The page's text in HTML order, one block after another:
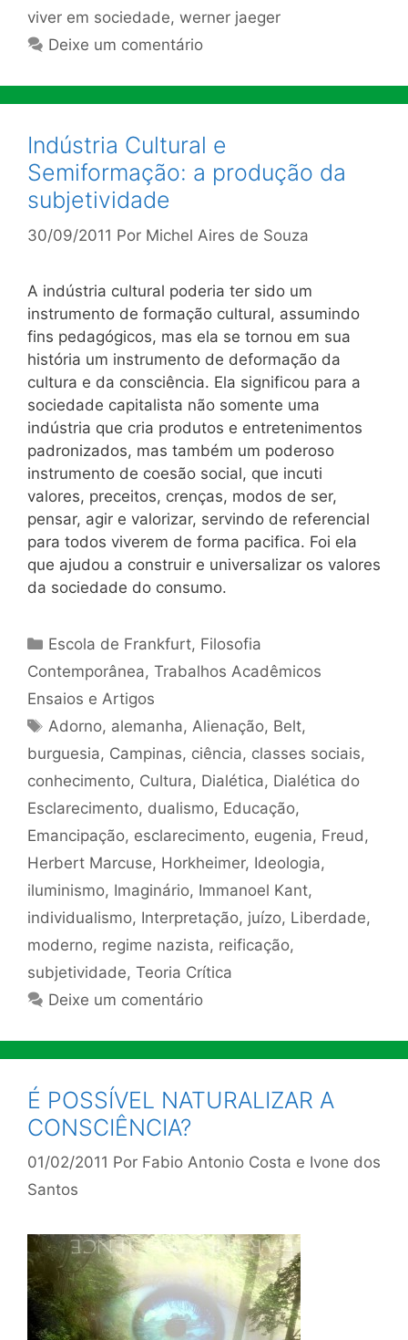
viver em sociedade, werner jaeger
Deixe um comentário
Indústria Cultural e
Semiformação: a produção da
subjetividade
30/09/2011 Por Michel Aires de Souza
A indústria cultural poderia ter sido um
instrumento de formação cultural, assumindo
fins pedagógicos, mas ela se tornou em sua
história um instrumento de deformação da
cultura e da consciência. Ela significou para a
sociedade capitalista não somente uma
indústria que cria produtos e entretenimentos
padronizados, mas também um poderoso
instrumento de coesão social, que incuti
valores, preceitos, crenças, modos de ser,
pensar, agir e valorizar, servindo de referencial
para todos viverem de forma pacifica. Foi ela
que ajudou a construir e universalizar os valores
da sociedade do consumo.
Categorias
Escola de Frankfurt, Filosofia
Contemporânea, Trabalhos Acadêmicos
Ensaios e Artigos
Tags
Adorno, alemanha, Alienação, Belt,
burguesia, Campinas, ciência, classes sociais,
conhecimento, Cultura, Dialética, Dialética do
Esclarecimento, dualismo, Educação,
Emancipação, esclarecimento, eugenia, Freud ,
Herbert Marcuse, Horkheimer, Ideologia,
iluminismo, Imaginário, Immanoel Kant,
individualismo, Interpretação, juízo, Liberdade,
moderno, regime nazista, reificação,
subjetividade, Teoria Crítica
Deixe um comentário
É POSSÍVEL NATURALIZAR A
CONSCIÊNCIA?
01/02/2011 Por Fabio Antonio Costa e Ivone dos
Santos